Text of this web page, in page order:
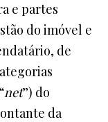
e partes
do imóvel e
de
net”) do
da